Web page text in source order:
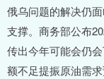
俄乌问题的解决仍
支撑。商务部公布
传出今年可能会仍
额不足提振原油需